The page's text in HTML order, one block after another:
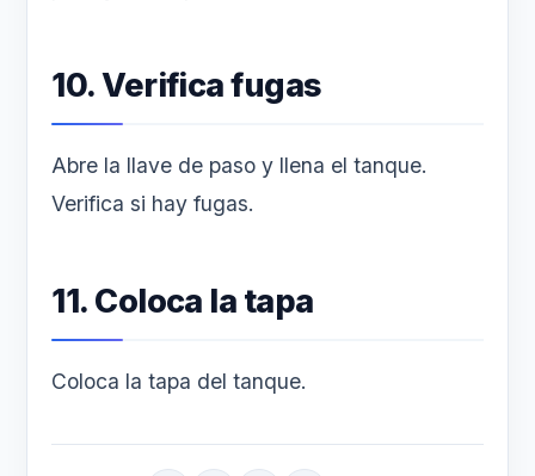
10. Verifica fugas
Abre la llave de paso y llena el tanque.
Verifica si hay fugas.
11. Coloca la tapa
Coloca la tapa del tanque.